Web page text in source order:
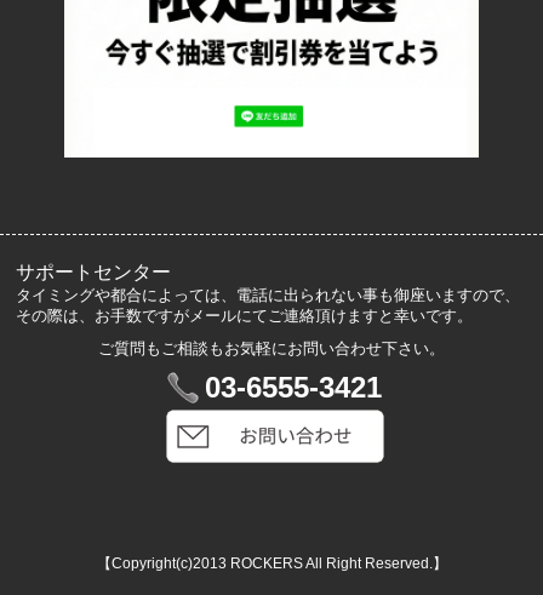
プライバシーポリシー
ロッカーズについて
サポートセンター
タイミングや都合によっては、電話に出られない事も御座いますので、
その際は、お手数ですがメールにてご連絡頂けますと幸いです。
ご質問もご相談もお気軽にお問い合わせ下さい。
03-6555-3421
【Copyright(c)2013 ROCKERS All Right Reserved.】